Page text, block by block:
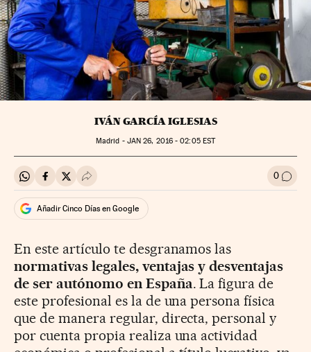
IVÁN GARCÍA IGLESIAS
Madrid - JAN 26, 2016 - 02:05EST
Compartir en Whatsapp
Compartir en Facebook
Compartir en Twitter
Desplegar Redes Sociales 0 Ir a
Añadir Cinco Días en Google
En este artículo te desgranamos las
normativas legales, ventajas y desventajas
de ser autónomo en España. La figura de
este profesional es la de una persona física
que de manera regular, directa, personal y
por cuenta propia realiza una actividad